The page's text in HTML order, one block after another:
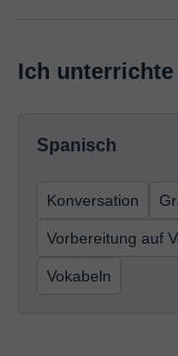
Ich unterrichte
Spanisch
Konversation
Vorbereitung auf
Vokabeln